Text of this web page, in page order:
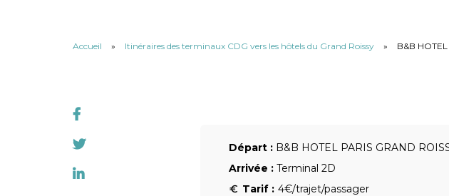
Accueil » Itinéraires des terminaux CDG vers les hôtels du Grand Roissy » B&B
Départ : B&B HOTEL PARIS GRAND
Arrivée : Terminal 2D
Tarif : 4€/trajet/passager